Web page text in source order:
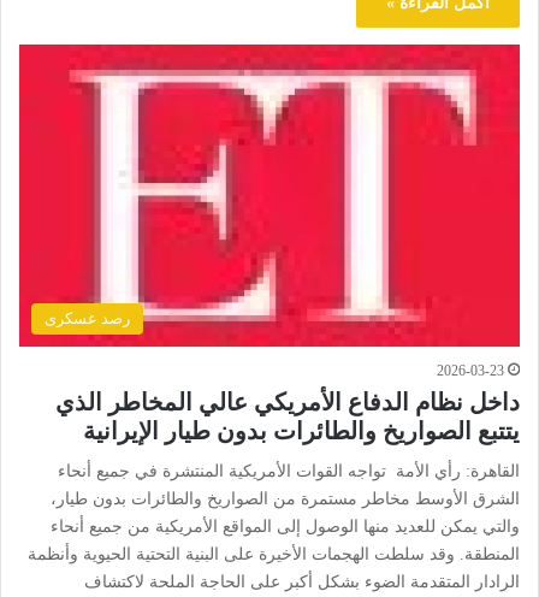
رصد عسكرى
2026-03-23
داخل نظام الدفاع الأمريكي عالي المخاطر الذي
يتتبع الصواريخ والطائرات بدون طيار الإيرانية
القاهرة: رأي الأمة تواجه القوات الأمريكية المنتشرة في جميع أنحاء
الشرق الأوسط مخاطر مستمرة من الصواريخ والطائرات بدون طيار،
والتي يمكن للعديد منها الوصول إلى المواقع الأمريكية من جميع أنحاء
المنطقة. وقد سلطت الهجمات الأخيرة على البنية التحتية الحيوية وأنظمة
الرادار المتقدمة الضوء بشكل أكبر على الحاجة الملحة لاكتشاف